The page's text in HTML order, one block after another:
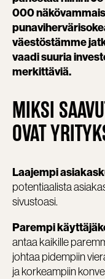
000
väestöstämme
vaadi suuria
merkittäviä.
MIKSI
OVAT
Laajempi
potentiaalista
sivustoasi.
Parempi
antaa kaikille
johtaa pidempiin
ja korkeampiin